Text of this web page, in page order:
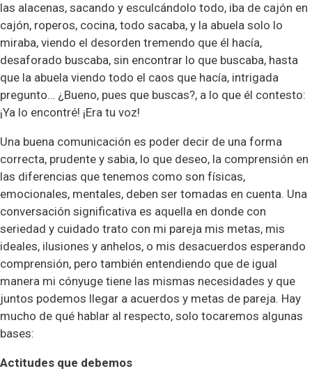
las alacenas, sacando y esculcándolo todo, iba de cajón en
cajón, roperos, cocina, todo sacaba, y la abuela solo lo
miraba, viendo el desorden tremendo que él hacía,
desaforado buscaba, sin encontrar lo que buscaba, hasta
que la abuela viendo todo el caos que hacía, intrigada
pregunto… ¿Bueno, pues que buscas?, a lo que él contesto:
¡Ya lo encontré! ¡Era tu voz!
Una buena comunicación es poder decir de una forma
correcta, prudente y sabia, lo que deseo, la comprensión en
las diferencias que tenemos como son físicas,
emocionales, mentales, deben ser tomadas en cuenta. Una
conversación significativa es aquella en donde con
seriedad y cuidado trato con mi pareja mis metas, mis
ideales, ilusiones y anhelos, o mis desacuerdos esperando
comprensión, pero también entendiendo que de igual
manera mi cónyuge tiene las mismas necesidades y que
juntos podemos llegar a acuerdos y metas de pareja. Hay
mucho de qué hablar al respecto, solo tocaremos algunas
bases:
Actitudes que debemos